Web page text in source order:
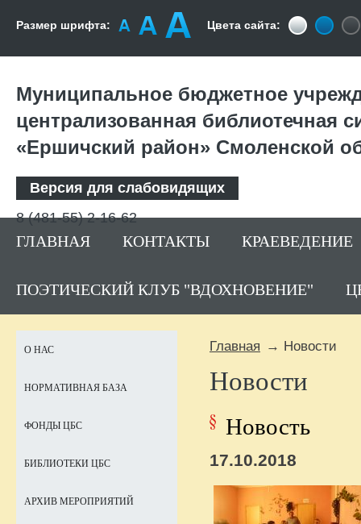
Размер шрифта: Цвета сайта:
Муниципальное бюджетное
централизованная библиотечная
«Ершичский район» Смоленской
Версия для слабовидящих
8 (481-55) 2-16-62
ГЛАВНАЯ КОНТАКТЫ КРАЕВЕДЕНИЕ
ПОЭТИЧЕСКИЙ КЛУБ "ВДОХНОВЕНИЕ"
Главная Новости
Новости
Новость
17.10.2018
О НАС
НОРМАТИВНАЯ БАЗА
ФОНДЫ ЦБС
БИБЛИОТЕКИ ЦБС
АРХИВ МЕРОПРИЯТИЙ